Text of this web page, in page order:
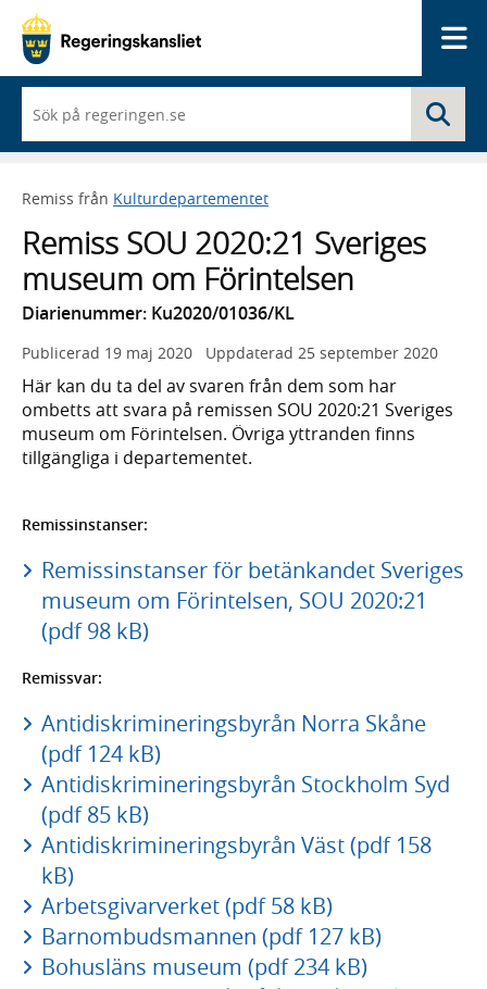
du
börjar
skriva
framträder
lista
med
sökförslag
Remiss från Kulturdepartementet
Remiss SOU 2020:21 Sveriges
museum om Förintelsen
Diarienummer: Ku2020/01036/KL
Publicerad 19 maj 2020 Uppdaterad 25 september 2020
Här kan du ta del av svaren från dem som har
ombetts att svara på remissen SOU 2020:21 Sveriges
museum om Förintelsen. Övriga yttranden finns
tillgängliga i departementet.
Remissinstanser:
Remissinstanser för betänkandet Sveriges
museum om Förintelsen, SOU 2020:21
(pdf 98 kB)
Remissvar:
Antidiskrimineringsbyrån Norra Skåne
(pdf 124 kB)
Antidiskrimineringsbyrån Stockholm Syd
(pdf 85 kB)
Antidiskrimineringsbyrån Väst (pdf 158
kB)
Arbetsgivarverket (pdf 58 kB)
Barnombudsmannen (pdf 127 kB)
Bohusläns museum (pdf 234 kB)